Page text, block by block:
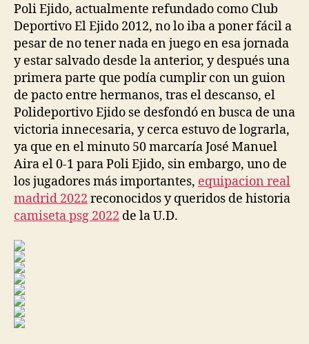
Poli Ejido, actualmente refundado como Club
Deportivo El Ejido 2012, no lo iba a poner fácil a
pesar de no tener nada en juego en esa jornada
y estar salvado desde la anterior, y después una
primera parte que podía cumplir con un guion
de pacto entre hermanos, tras el descanso, el
Polideportivo Ejido se desfondó en busca de una
victoria innecesaria, y cerca estuvo de lograrla,
ya que en el minuto 50 marcaría José Manuel
Aira el 0-1 para Poli Ejido, sin embargo, uno de
los jugadores más importantes, equipacion real
madrid 2022 reconocidos y queridos de historia
camiseta psg 2022 de la U.D.